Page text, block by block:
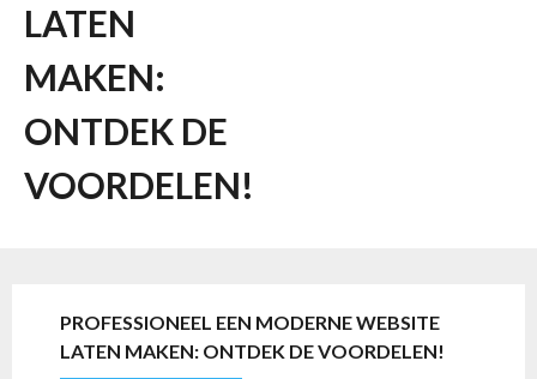
LATEN
MAKEN:
ONTDEK DE
VOORDELEN!
PROFESSIONEEL EEN MODERNE WEBSITE
LATEN MAKEN: ONTDEK DE VOORDELEN!